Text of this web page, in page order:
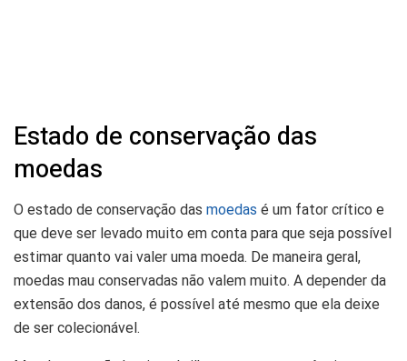
Estado de conservação das
moedas
O estado de conservação das moedas é um fator crítico e
que deve ser levado muito em conta para que seja possível
estimar quanto vai valer uma moeda. De maneira geral,
moedas mau conservadas não valem muito. A depender da
extensão dos danos, é possível até mesmo que ela deixe
de ser colecionável.